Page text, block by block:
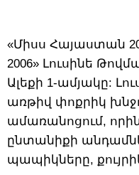
«Միսս Հայաստան
2006» Լուսինե
Ալեքի 1-ամյակը:
առթիվ փոքրիկ
ամառանոցում,
ընտանիքի
պապիկները,